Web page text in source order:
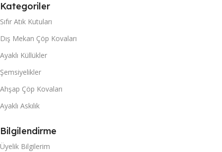
Kategoriler
Sıfır Atık Kutuları
Dış Mekan Çöp Kovaları
Ayaklı Küllükler
Şemsiyelikler
Ahşap Çöp Kovaları
Ayaklı Askılık
Bilgilendirme
Üyelik Bilgilerim